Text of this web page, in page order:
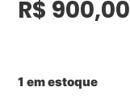
R$ 900,00
1 em estoque